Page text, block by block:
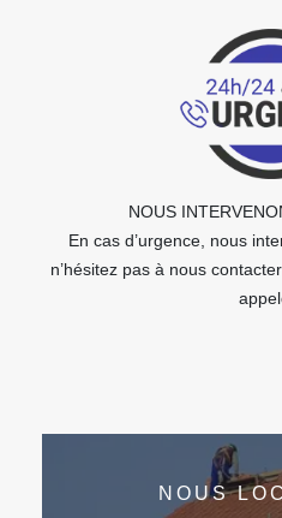
NOUS
En cas d’urgence, nous
n’hésitez pas à nous
NOUS